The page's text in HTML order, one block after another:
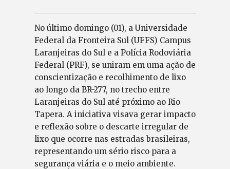
No último domingo (01), a Universidade
Federal da Fronteira Sul (UFFS) Campus
Laranjeiras do Sul e a Polícia Rodoviária
Federal (PRF), se uniram em uma ação de
conscientização e recolhimento de lixo
ao longo da BR-277, no trecho entre
Laranjeiras do Sul até próximo ao Rio
Tapera. A iniciativa visava gerar impacto
e reflexão sobre o descarte irregular de
lixo que ocorre nas estradas brasileiras,
representando um sério risco para a
segurança viária e o meio ambiente.